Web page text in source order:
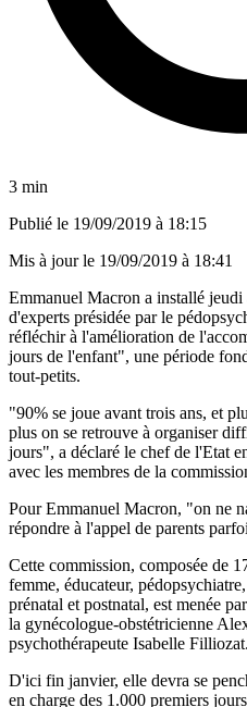
3 min
Publié le 19/09/2019 à 18:15
Mis à jour le 19/09/2019 à 18:41
Emmanuel Macron a installé
d'experts présidée par le
réfléchir à l'amélioration de
jours de l'enfant", une période
tout-petits.
"90% se joue avant trois ans, et
plus on se retrouve à organiser
jours", a déclaré le chef de l'Etat
avec les membres de la
Pour Emmanuel Macron, "on ne
répondre à l'appel de parents
Cette commission, composée de
femme, éducateur,
prénatal et postnatal, est menée
la gynécologue-obstétricienne
psychothérapeute Isabelle Filliozat.
D'ici fin janvier, elle devra se
en charge des 1.000 premiers